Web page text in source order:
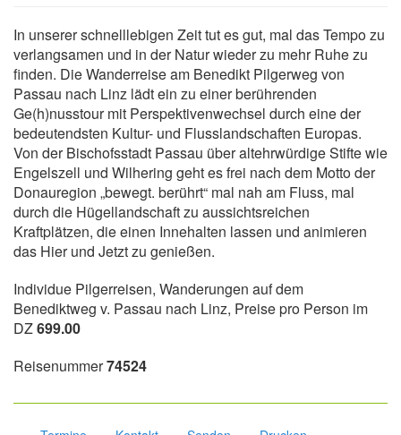
In unserer schnelllebigen Zeit tut es gut, mal das Tempo zu
verlangsamen und in der Natur wieder zu mehr Ruhe zu
finden. Die Wanderreise am Benedikt Pilgerweg von
Passau nach Linz lädt ein zu einer berührenden
Ge(h)nusstour mit Perspektivenwechsel durch eine der
bedeutendsten Kultur- und Flusslandschaften Europas.
Von der Bischofsstadt Passau über altehrwürdige Stifte wie
Engelszell und Wilhering geht es frei nach dem Motto der
Donauregion „bewegt. berührt“ mal nah am Fluss, mal
durch die Hügellandschaft zu aussichtsreichen
Kraftplätzen, die einen Innehalten lassen und animieren
das Hier und Jetzt zu genießen.
Individue Pilgerreisen, Wanderungen auf dem
Benediktweg v. Passau nach Linz, Preise pro Person im
DZ699.00
Reisenummer74524